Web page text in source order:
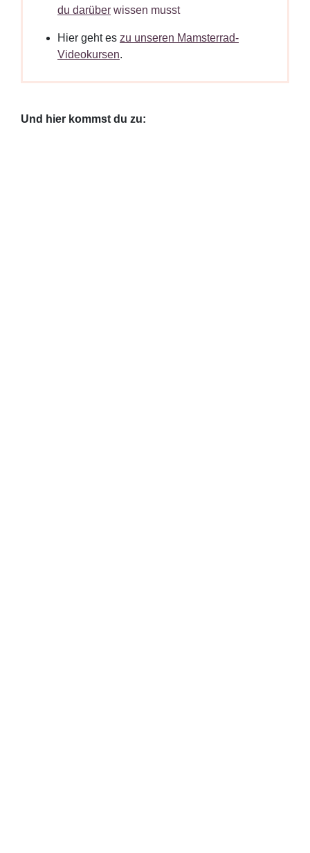
du darüber wissen musst
Hier geht es zu unseren Mamsterrad-
Videokursen.
Und hier kommst du zu: